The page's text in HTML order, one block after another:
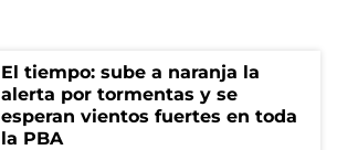
El tiempo: sube a naranja la
alerta por tormentas y se
esperan vientos fuertes en toda
la PBA